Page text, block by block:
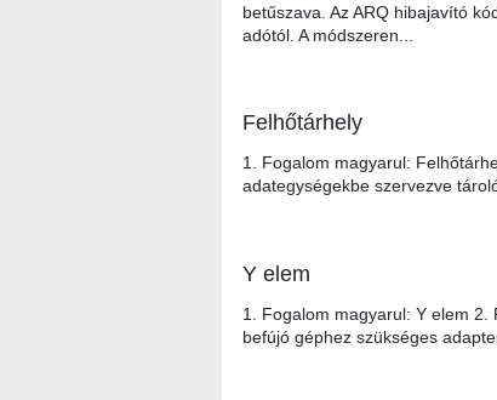
betűszava. Az ARQ hibajavító
adótól. A módszeren...
Felhőtárhely
1. Fogalom magyarul:
adategységekbe szervezve
Y elem
1. Fogalom magyarul: Y elem 2.
befújó géphez szükséges